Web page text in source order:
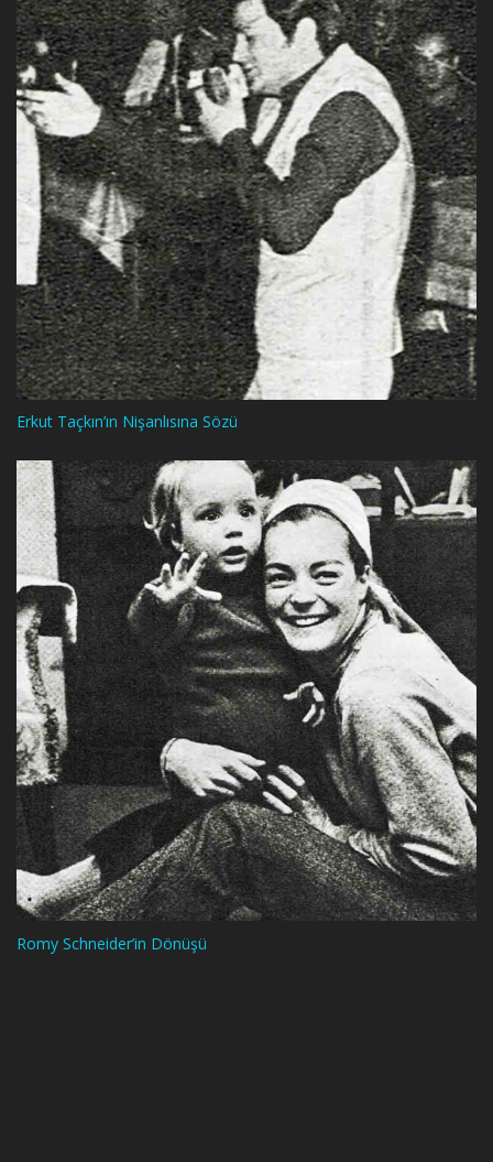
Erkut Taçkın’ın Nişanlısına Sözü
Romy Schneider’in Dönüşü